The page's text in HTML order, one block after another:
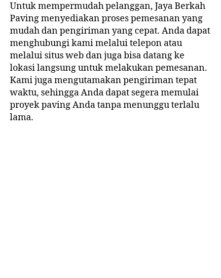
Untuk mempermudah pelanggan, Jaya Berkah
Paving menyediakan proses pemesanan yang
mudah dan pengiriman yang cepat. Anda dapat
menghubungi kami melalui telepon atau
melalui situs web dan juga bisa datang ke
lokasi langsung untuk melakukan pemesanan.
Kami juga mengutamakan pengiriman tepat
waktu, sehingga Anda dapat segera memulai
proyek paving Anda tanpa menunggu terlalu
lama.